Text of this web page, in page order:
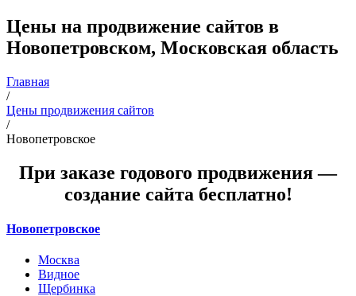
Цены на продвижение сайтов в
Новопетровском, Московская область
Главная
/
Цены продвижения сайтов
/
Новопетровское
При заказе годового продвижения —
создание сайта бесплатно!
Новопетровское
Москва
Видное
Щербинка